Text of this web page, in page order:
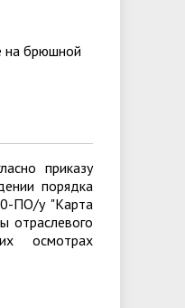
на брюшной
приказу
порядка
ПО/у "Карта
отраслевого
осмотрах